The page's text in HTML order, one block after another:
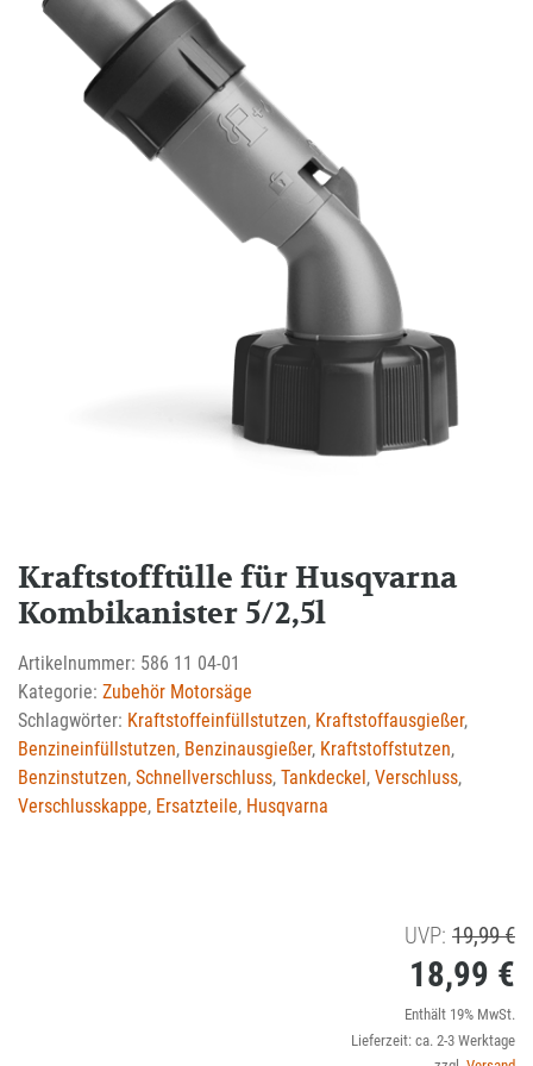
Kraftstofftülle für Husqvarna
Kombikanister 5/2,5l
Artikelnummer: 586 11 04-01
Kategorie: Zubehör Motorsäge
Schlagwörter: Kraftstoffeinfüllstutzen, Kraftstoffausgießer,
Benzineinfüllstutzen, Benzinausgießer, Kraftstoffstutzen,
Benzinstutzen, Schnellverschluss, Tankdeckel , Verschluss,
Verschlusskappe, Ersatzteile, Husqvarna
UVP: 19,99€
18,99 €
Enthält 19% MwSt.
Lieferzeit: ca. 2-3 Werktage